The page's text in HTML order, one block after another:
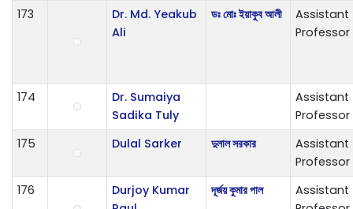
173
Dr. Md. Yeakub
Ali
ডঃ মোঃ ইয়াকুব আলী
Assistant
Professor
174
Dr. Sumaiya
Sadika Tuly
Assistant
Professor
175
Dulal Sarker দুলাল সরকার
Assistant
Professor
176
Durjoy Kumar
দূর্জয় কুমার পাল
Assistant